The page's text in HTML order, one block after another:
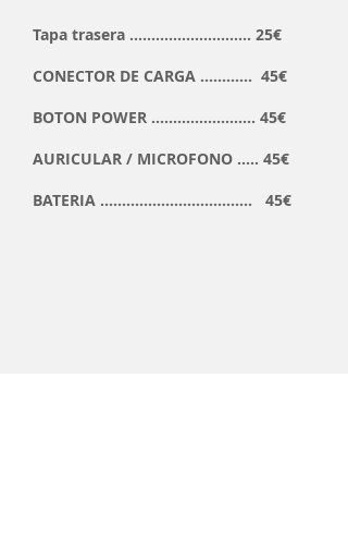
Tapa trasera ............................ 25€
CONECTOR DE CARGA ............ 45€
BOTON POWER ........................ 45€
AURICULAR / MICROFONO ..... 45€
BATERIA ................................... 45€